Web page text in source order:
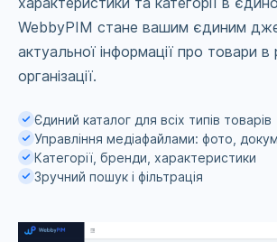
WebbyPIM стане вашим єдиним
актуальної інформації про товари в
організації.
Єдиний каталог для всіх типів товарів
Управління медіафайлами: фото,
Категорії, бренди, характеристики
Зручний пошук і фільтрація